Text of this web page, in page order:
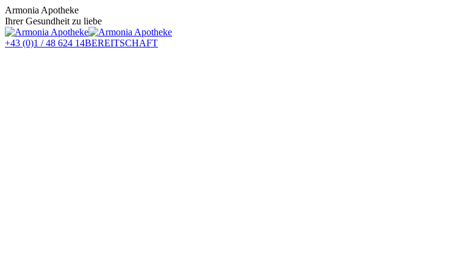
Zum
Inhalt
springen
Armonia Apotheke
Ihrer Gesundheit zu liebe
+43 (0)1 / 48 624 14BEREITSCHAFT